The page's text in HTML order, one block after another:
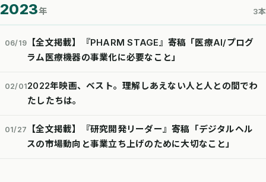
2023年 3本
06/19
【全文掲載】『PHARM STAGE』寄稿「医療AI/プログ
ラム医療機器の事業化に必要なこと」
02/012022年映画、ベスト。理解しあえない人と人との間でわ
たしたちは。
01/27
【全文掲載】『研究開発リーダー』寄稿「デジタルヘル
スの市場動向と事業立ち上げのために大切なこと」